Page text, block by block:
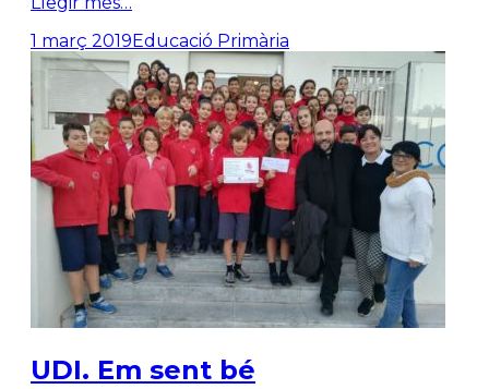
1 març 2019Educació Primària
UDI. Em sent bé